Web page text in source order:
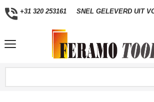
+31 320 253161 SNEL GELEVERD UIT